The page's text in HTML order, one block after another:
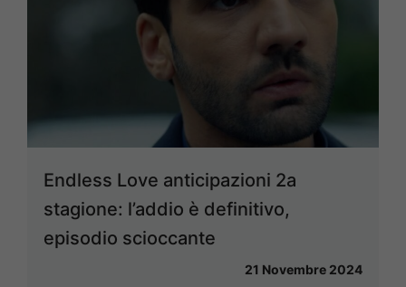
Endless Love anticipazioni 2a
stagione: l’addio è definitivo,
episodio scioccante
21 Novembre 2024